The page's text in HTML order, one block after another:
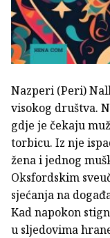
Nazperi (Peri)
visokog društva.
gdje je čekaju
torbicu. Iz nje
žena i jednog
Oksfordskim
sjećanja na
Kad napokon
u sljedovima